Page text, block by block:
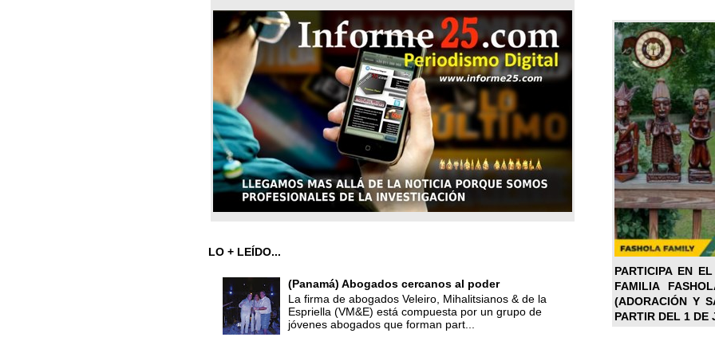
LO + LEÍDO...
(Panamá) Abogados cercanos al poder
La firma de abogados Veleiro, Mihalitsianos & de la
Espriella (VM&E) está compuesta por un grupo de
jóvenes abogados que forman part...
PARTICIPA EN
FAMILIA
(ADORACIÓN Y
PARTIR DEL 1 DE